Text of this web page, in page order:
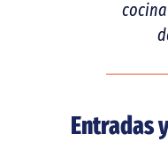
Entradas